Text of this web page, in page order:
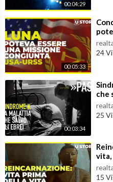
00:04:29
00:05:33
24
00:03:34
che
25
vita,
15